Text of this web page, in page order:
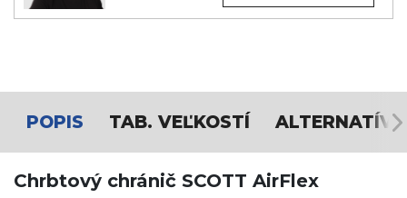
POPIS TAB. VEĽKOSTÍ ALTERNATÍVY
Chrbtový chránič SCOTT AirFlex